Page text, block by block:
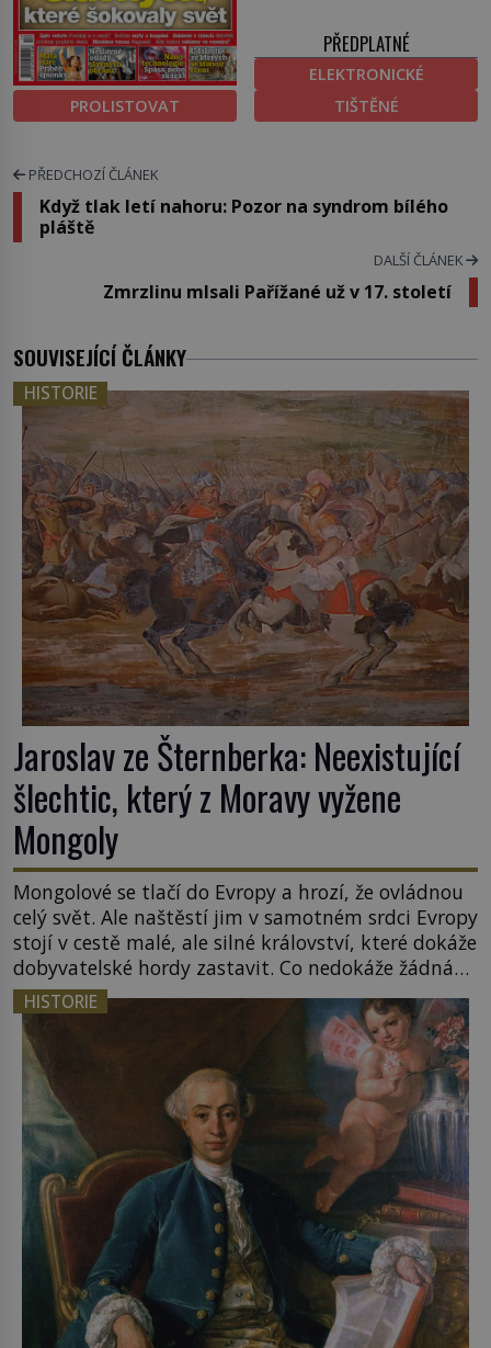
PROLISTOVAT
PŘEDPLATNÉ
ELEKTRONICKÉ
TIŠTĚNÉ
PŘEDCHOZÍ ČLÁNEK
Když tlak letí nahoru: Pozor na syndrom bílého
pláště
DALŠÍ ČLÁNEK
Zmrzlinu mlsali Pařížané už v 17. století
SOUVISEJÍCÍ ČLÁNKY
HISTORIE
Jaroslav ze Šternberka: Neexistující
šlechtic, který z Moravy vyžene
Mongoly
Mongolové se tlačí do Evropy a hrozí, že ovládnou
celý svět. Ale naštěstí jim v samotném srdci Evropy
stojí v cestě malé, ale silné království, které dokáže
dobyvatelské hordy zastavit. Co nedokáže žádná
z asijských říší, co nedokážou Němci – to dokáže
český král. Nebo že by ne? Mongolové od roku 1223
postupují podél Kaspického a Azovského moře, […]
HISTORIE